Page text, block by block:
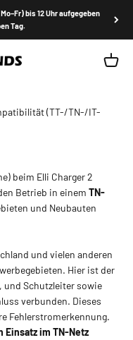
bis 12 Uhr aufgegeben
Tag.
(TT-/TN-/IT-
beim Elli Charger 2
Betrieb in einem TN-
und Neubauten
und vielen anderen
Hier ist der
und Schutzleiter sowie
verbunden. Dieses
Fehlerstromerkennung.
Einsatz im TN-Netz